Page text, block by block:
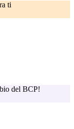
ti
del BCP!